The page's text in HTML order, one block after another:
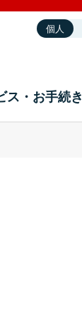
個人
ス・お手続き